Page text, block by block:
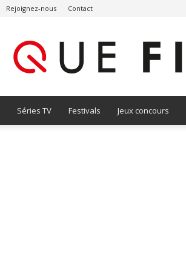
Rejoignez-nous Contact
Séries TV Festivals Jeux concours